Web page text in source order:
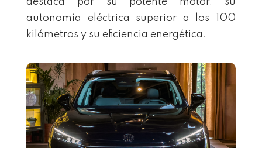
autonomía eléctrica superior a los 100
kilómetros y su eficiencia energética.